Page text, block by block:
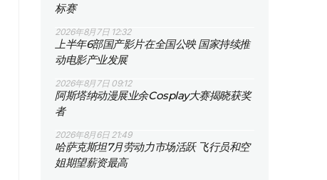
标赛
2026年8月7日 12:32
上半年6部国产影片在全国公映 国家持续推
动电影产业发展
2026年8月7日 09:12
阿斯塔纳动漫展业余Cosplay大赛揭晓获奖
者
2026年8月6日 21:49
哈萨克斯坦7月劳动力市场活跃 飞行员和空
姐期望薪资最高